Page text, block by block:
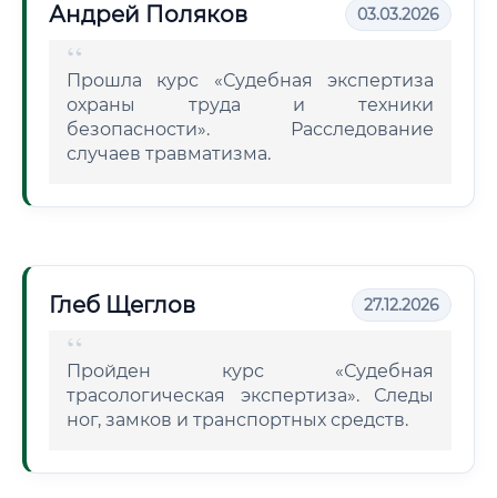
Андрей Поляков 03.03.2026
Прошла курс «Судебная экспертиза
охраны труда и техники
безопасности». Расследование
случаев травматизма.
Глеб Щеглов 27.12.2026
Пройден курс «Судебная
трасологическая экспертиза». Следы
ног, замков и транспортных средств.